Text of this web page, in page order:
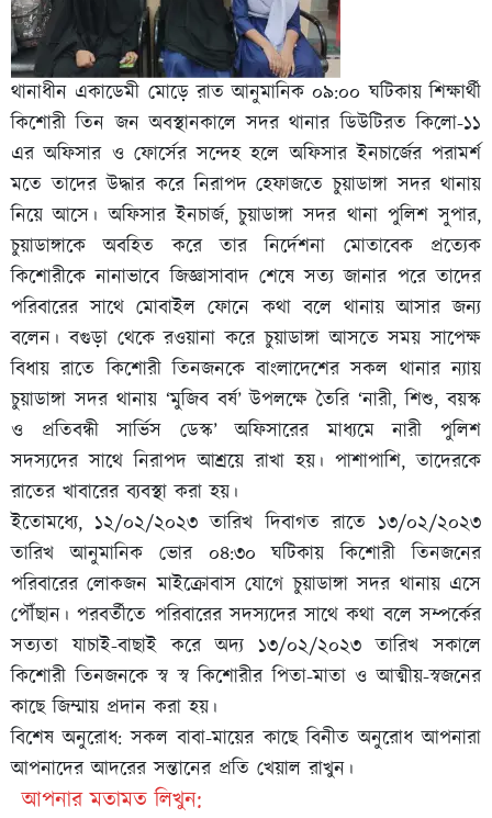
থানাধীন একাডেমী মোড়ে রাত আনুমানিক ০৯:০০ ঘটিকায় শিক্ষার্থী
কিশোরী তিন জন অবস্থানকালে সদর থানার ডিউটিরত কিলো-১১
এর অফিসার ও ফোর্সের সন্দেহ হলে অফিসার ইনচার্জের পরামর্শ
মতে তাদের উদ্ধার করে নিরাপদ হেফাজতে চুয়াডাঙ্গা সদর থানায়
নিয়ে আসে। অফিসার ইনচার্জ, চুয়াডাঙ্গা সদর থানা পুলিশ সুপার,
চুয়াডাঙ্গাকে অবহিত করে তার নির্দেশনা মোতাবেক প্রত্যেক
কিশোরীকে নানাভাবে জিজ্ঞাসাবাদ শেষে সত্য জানার পরে তাদের
পরিবারের সাথে মোবাইল ফোনে কথা বলে থানায় আসার জন্য
বলেন। বগুড়া থেকে রওয়ানা করে চুয়াডাঙ্গা আসতে সময় সাপেক্ষ
বিধায় রাতে কিশোরী তিনজনকে বাংলাদেশের সকল থানার ন্যায়
চুয়াডাঙ্গা সদর থানায় ‘মুজিব বর্ষ’ উপলক্ষে তৈরি ‘নারী, শিশু, বয়স্ক
ও প্রতিবন্ধী সার্ভিস ডেস্ক’ অফিসারের মাধ্যমে নারী পুলিশ
সদস্যদের সাথে নিরাপদ আশ্রয়ে রাখা হয়। পাশাপাশি, তাদেরকে
রাতের খাবারের ব্যবস্থা করা হয়।
ইতোমধ্যে, ১২/০২/২০২৩ তারিখ দিবাগত রাতে ১৩/০২/২০২৩
তারিখ আনুমানিক ভোর ০৪:৩০ ঘটিকায় কিশোরী তিনজনের
পরিবারের লোকজন মাইক্রোবাস যোগে চুয়াডাঙ্গা সদর থানায় এসে
পৌঁছান। পরবর্তীতে পরিবারের সদস্যদের সাথে কথা বলে সম্পর্কের
সত্যতা যাচাই-বাছাই করে অদ্য ১৩/০২/২০২৩ তারিখ সকালে
কিশোরী তিনজনকে স্ব স্ব কিশোরীর পিতা-মাতা ও আত্মীয়-স্বজনের
কাছে জিম্মায় প্রদান করা হয়।
বিশেষ অনুরোধ: সকল বাবা-মায়ের কাছে বিনীত অনুরোধ আপনারা
আপনাদের আদরের সন্তানের প্রতি খেয়াল রাখুন।
আপনার মতামত লিখুন: